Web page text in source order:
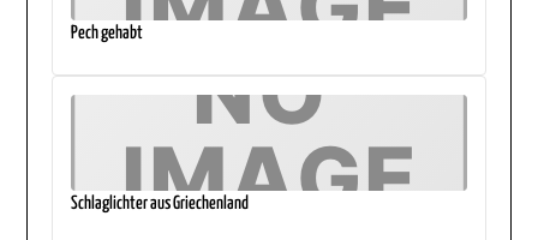
Pech gehabt
Schlaglichter aus Griechenland